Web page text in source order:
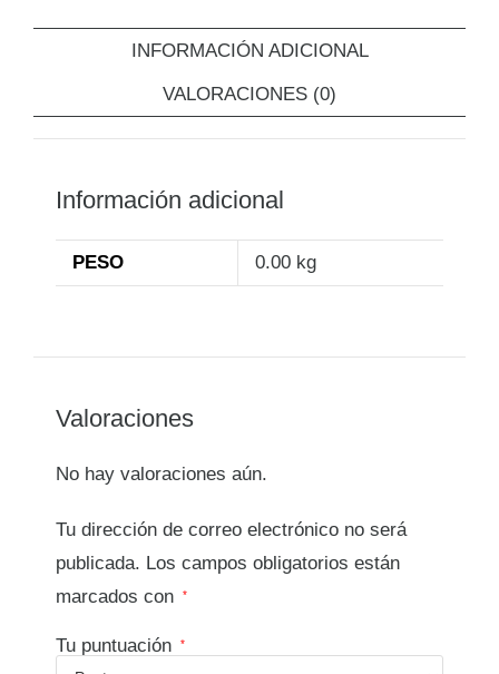
INFORMACIÓN ADICIONAL
VALORACIONES (0)
Información adicional
PESO 0.00 kg
Valoraciones
No hay valoraciones aún.
Tu dirección de correo electrónico no será
publicada. Los campos obligatorios están
marcados con
*
Tu puntuación *